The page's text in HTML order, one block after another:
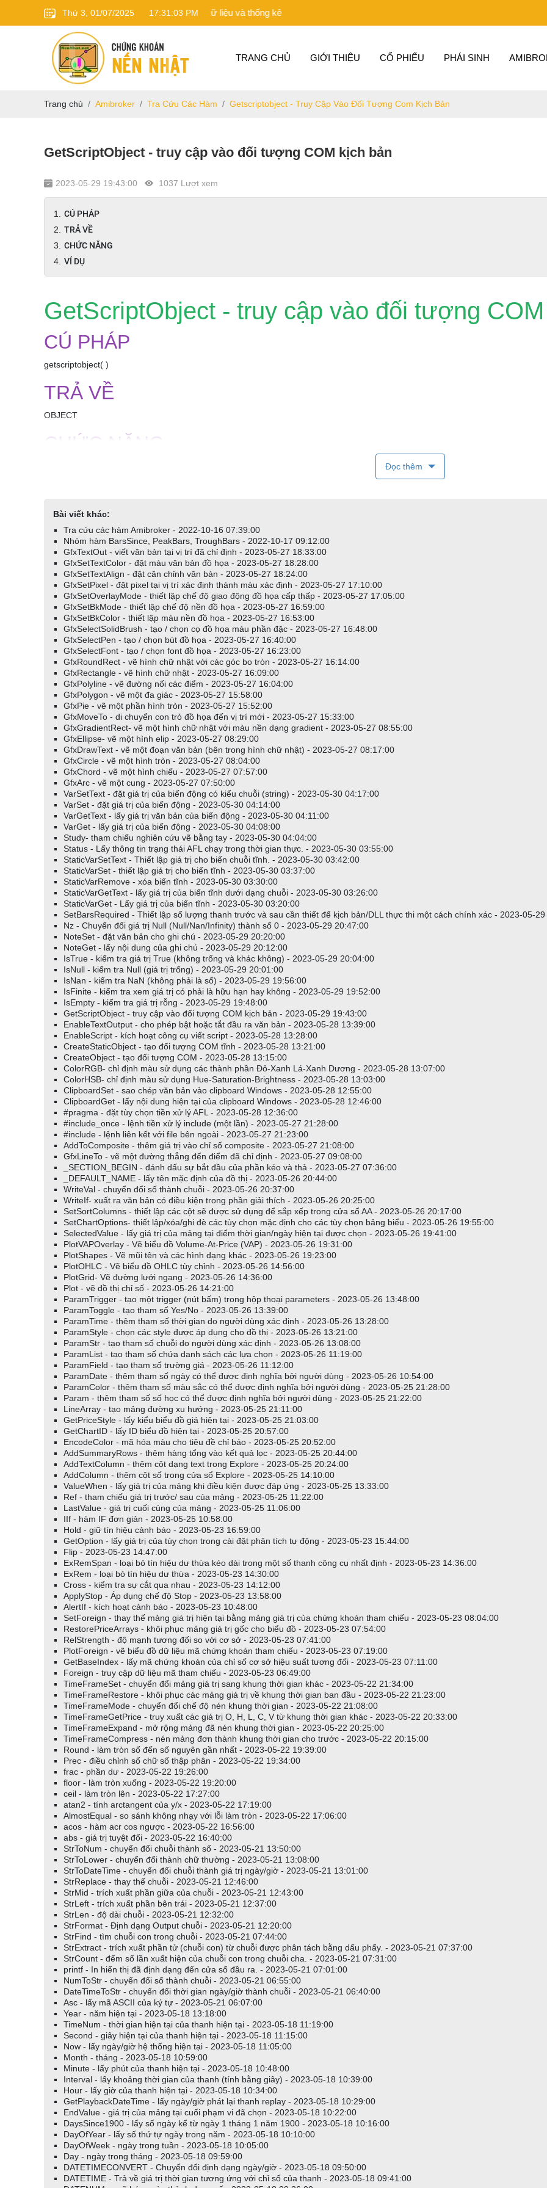
Thứ 3, 01/07/2025 17:31 :04 PM
khoán khoa học trên nền tảng phân tích dữ liệu và thống kê
TRANG CHỦ GIỚI THIỆU CỔ PHIẾU PHÁI SINH
Trang chủ Amibroker Tra Cứu Các Hàm Getscriptobject - Truy Cập Vào Đối Tượng Com Kịch Bản
GetScriptObject - truy cập vào đối tượng COM kịch bản
2023-05-29 19:43:00 1037 Lượt xem
CÚ PHÁP
TRẢ VỀ
CHỨC NĂNG
VÍ DỤ
GetScriptObject - truy cập vào đối tượng
CÚ PHÁP
getscriptobject( )
TRẢ VỀ
OBJECT
CHỨC NĂNG
Nhận về đối tượng kịch bản của AFL. Điều này cho phép gọi các hàm được định nghĩa trong JScript/VBScript trực tiếp từ AFL.
EnableScript("jscript")
function MyAdd(x, y)
return x+y;
script = GetScriptObject();
WriteVal( script.MyAdd( 7, 9 ) );// gọi hàm đã được định nghĩa trong JScript
Chia sẻ:
Đọc thêm
Bài viết khác:
Tra cứu các hàm Amibroker - 2022-10-16 07:39:00
Nhóm hàm BarsSince, PeakBars, TroughBars - 2022-10-17 09:12:00
GfxTextOut - viết văn bản tại vị trí đã chỉ định - 2023-05-27 18:33:00
GfxSetTextColor - đặt màu văn bản đồ họa - 2023-05-27 18:28:00
GfxSetTextAlign - đặt căn chỉnh văn bản - 2023-05-27 18:24:00
GfxSetPixel - đặt pixel tại vị trí xác định thành màu xác định - 2023-05-27 17:10:00
GfxSetOverlayMode - thiết lập chế độ giao động đồ họa cấp thấp - 2023-05-27 17:05:00
GfxSetBkMode - thiết lập chế độ nền đồ họa - 2023-05-27 16:59:00
GfxSetBkColor - thiết lập màu nền đồ họa - 2023-05-27 16:53:00
GfxSelectSolidBrush - tạo / chọn cọ đồ họa màu phần đặc - 2023-05-27 16:48:00
GfxSelectPen - tạo / chọn bút đồ họa - 2023-05-27 16:40:00
GfxSelectFont - tạo / chọn font đồ họa - 2023-05-27 16:23:00
GfxRoundRect - vẽ hình chữ nhật với các góc bo tròn - 2023-05-27 16:14:00
GfxRectangle - vẽ hình chữ nhật - 2023-05-27 16:09:00
GfxPolyline - vẽ đường nối các điểm - 2023-05-27 16:04:00
GfxPolygon - vẽ một đa giác - 2023-05-27 15:58:00
GfxPie - vẽ một phần hình tròn - 2023-05-27 15:52:00
GfxMoveTo - di chuyển con trỏ đồ họa đến vị trí mới - 2023-05-27 15:33:00
GfxGradientRect- vẽ một hình chữ nhật với màu nền dạng gradient - 2023-05-27 08:55:00
GfxEllipse- vẽ một hình elip - 2023-05-27 08:29:00
GfxDrawText - vẽ một đoạn văn bản (bên trong hình chữ nhật) - 2023-05-27 08:17:00
GfxCircle - vẽ một hình tròn - 2023-05-27 08:04:00
GfxChord - vẽ một hình chiếu - 2023-05-27 07:57:00
GfxArc - vẽ một cung - 2023-05-27 07:50:00
VarSetText - đặt giá trị của biến động có kiểu chuỗi (string) - 2023-05-30 04:17:00
VarSet - đặt giá trị của biến động - 2023-05-30 04:14:00
VarGetText - lấy giá trị văn bản của biến động - 2023-05-30 04:11:00
VarGet - lấy giá trị của biến động - 2023-05-30 04:08:00
Study- tham chiếu nghiên cứu vẽ bằng tay - 2023-05-30 04:04:00
Status - Lấy thông tin trạng thái AFL chạy trong thời gian thực. - 2023-05-30 03:55:00
StaticVarSetText - Thiết lập giá trị cho biến chuỗi tĩnh. - 2023-05-30 03:42:00
StaticVarSet - thiết lập giá trị cho biến tĩnh - 2023-05-30 03:37:00
StaticVarRemove - xóa biến tĩnh - 2023-05-30 03:30:00
StaticVarGetText - lấy giá trị của biến tĩnh dưới dạng chuỗi - 2023-05-30 03:26:00
StaticVarGet - Lấy giá trị của biến tĩnh - 2023-05-30 03:20:00
SetBarsRequired - Thiết lập số lượng thanh trước và sau cần thiết để kịch bản/DLL thực thi một cách chính xác - 2023-05-29
Nz - Chuyển đổi giá trị Null (Null/Nan/Infinity) thành số 0 - 2023-05-29 20:47:00
NoteSet - đặt văn bản cho ghi chú - 2023-05-29 20:20:00
NoteGet - lấy nội dung của ghi chú - 2023-05-29 20:12:00
IsTrue - kiểm tra giá trị True (không trống và khác không) - 2023-05-29 20:04:00
IsNull - kiểm tra Null (giá trị trống) - 2023-05-29 20:01:00
IsNan - kiểm tra NaN (không phải là số) - 2023-05-29 19:56:00
IsFinite - kiểm tra xem giá trị có phải là hữu hạn hay không - 2023-05-29 19:52:00
IsEmpty - kiểm tra giá trị rỗng - 2023-05-29 19:48:00
GetScriptObject - truy cập vào đối tượng COM kịch bản - 2023-05-29 19:43:00
EnableTextOutput - cho phép bật hoặc tắt đầu ra văn bản - 2023-05-28 13:39:00
EnableScript - kích hoạt công cụ viết script - 2023-05-28 13:28:00
CreateStaticObject - tạo đối tượng COM tĩnh - 2023-05-28 13:21:00
CreateObject - tạo đối tượng COM - 2023-05-28 13:15:00
ColorRGB- chỉ định màu sử dụng các thành phần Đỏ-Xanh Lá-Xanh Dương - 2023-05-28 13:07:00
ColorHSB- chỉ định màu sử dụng Hue-Saturation-Brightness - 2023-05-28 13:03:00
ClipboardSet - sao chép văn bản vào clipboard Windows - 2023-05-28 12:55:00
ClipboardGet - lấy nội dung hiện tại của clipboard Windows - 2023-05-28 12:46:00
#pragma - đặt tùy chọn tiền xử lý AFL - 2023-05-28 12:36:00
#include_once - lệnh tiền xử lý include (một lần) - 2023-05-27 21:28:00
#include - lệnh liên kết với file bên ngoài - 2023-05-27 21:23:00
AddToComposite - thêm giá trị vào chỉ số composite - 2023-05-27 21:08:00
GfxLineTo - vẽ một đường thẳng đến điểm đã chỉ định - 2023-05-27 09:08:00
_SECTION_BEGIN - đánh dấu sự bắt đầu của phần kéo và thả - 2023-05-27 07:36:00
_DEFAULT_NAME - lấy tên mặc định của đồ thị - 2023-05-26 20:44:00
WriteVal - chuyển đổi số thành chuỗi - 2023-05-26 20:37:00
WriteIf- xuất ra văn bản có điều kiện trong phần giải thích - 2023-05-26 20:25:00
SetSortColumns - thiết lập các cột sẽ được sử dụng để sắp xếp trong cửa sổ AA - 2023-05-26 20:17:00
SetChartOptions- thiết lập/xóa/ghi đè các tùy chọn mặc định cho các tùy chọn bảng biểu - 2023-05-26 19:55:00
SelectedValue - lấy giá trị của mảng tại điểm thời gian/ngày hiện tại được chọn - 2023-05-26 19:41:00
PlotVAPOverlay - Vẽ biểu đồ Volume-At-Price (VAP) - 2023-05-26 19:31:00
PlotShapes - Vẽ mũi tên và các hình dạng khác - 2023-05-26 19:23:00
PlotOHLC - Vẽ biểu đồ OHLC tùy chỉnh - 2023-05-26 14:56:00
PlotGrid- Vẽ đường lưới ngang - 2023-05-26 14:36:00
Plot - vẽ đồ thị chỉ số - 2023-05-26 14:21:00
ParamTrigger - tạo một trigger (nút bấm) trong hộp thoại parameters - 2023-05-26 13:48:00
ParamToggle - tạo tham số Yes/No - 2023-05-26 13:39:00
ParamTime - thêm tham số thời gian do người dùng xác định - 2023-05-26 13:28:00
ParamStyle - chọn các style được áp dụng cho đồ thị - 2023-05-26 13:21:00
ParamStr - tạo tham số chuỗi do người dùng xác định - 2023-05-26 13:08:00
ParamList - tạo tham số chứa danh sách các lựa chọn - 2023-05-26 11:19:00
ParamField - tạo tham số trường giá - 2023-05-26 11:12:00
ParamDate - thêm tham số ngày có thể được định nghĩa bởi người dùng - 2023-05-26 10:54:00
ParamColor - thêm tham số màu sắc có thể được định nghĩa bởi người dùng - 2023-05-25 21:28:00
Param - thêm tham số số học có thể được định nghĩa bởi người dùng - 2023-05-25 21:22:00
LineArray - tạo mảng đường xu hướng - 2023-05-25 21:11:00
GetPriceStyle - lấy kiểu biểu đồ giá hiện tại - 2023-05-25 21:03:00
GetChartID - lấy ID biểu đồ hiện tại - 2023-05-25 20:57:00
EncodeColor - mã hóa màu cho tiêu đề chỉ báo - 2023-05-25 20:52:00
AddSummaryRows - thêm hàng tổng vào kết quả lọc - 2023-05-25 20:44:00
AddTextColumn - thêm cột dạng text trong Explore - 2023-05-25 20:24:00
AddColumn - thêm cột số trong cửa sổ Explore - 2023-05-25 14:10:00
ValueWhen - lấy giá trị của mảng khi điều kiện được đáp ứng - 2023-05-25 13:33:00
Ref - tham chiếu giá trị trước/ sau của mảng - 2023-05-25 11:22:00
LastValue - giá trị cuối cùng của mảng - 2023-05-25 11:06:00
IIf - hàm IF đơn giản - 2023-05-25 10:58:00
Hold - giữ tín hiệu cảnh báo - 2023-05-23 16:59:00
GetOption - lấy giá trị của tùy chọn trong cài đặt phân tích tự động - 2023-05-23 15:44:00
Flip - 2023-05-23 14:47:00
ExRemSpan - loại bỏ tín hiệu dư thừa kéo dài trong một số thanh công cụ nhất định - 2023-05-23 14:36:00
ExRem - loại bỏ tín hiệu dư thừa - 2023-05-23 14:30:00
Cross - kiểm tra sự cắt qua nhau - 2023-05-23 14:12:00
ApplyStop - Áp dụng chế độ Stop - 2023-05-23 13:58:00
AlertIf - kích hoạt cảnh báo - 2023-05-23 10:48:00
SetForeign - thay thế mảng giá trị hiện tại bằng mảng giá trị của chứng khoán tham chiếu - 2023-05-23 08:04:00
RestorePriceArrays - khôi phục mảng giá trị gốc cho biểu đồ - 2023-05-23 07:54:00
RelStrength - độ mạnh tương đối so với cơ sở - 2023-05-23 07:41:00
PlotForeign - vẽ biểu đồ dữ liệu mã chứng khoán tham chiếu - 2023-05-23 07:19:00
GetBaseIndex - lấy mã chứng khoán của chỉ số cơ sở hiệu suất tương đối - 2023-05-23 07:11:00
Foreign - truy cập dữ liệu mã tham chiếu - 2023-05-23 06:49:00
TimeFrameSet - chuyển đổi mảng giá trị sang khung thời gian khác - 2023-05-22 21:34:00
TimeFrameRestore - khôi phục các mảng giá trị về khung thời gian ban đầu - 2023-05-22 21:23:00
TimeFrameMode - chuyển đổi chế độ nén khung thời gian - 2023-05-22 21:08:00
TimeFrameGetPrice - truy xuất các giá trị O, H, L, C, V từ khung thời gian khác - 2023-05-22 20:33:00
TimeFrameExpand - mở rộng mảng đã nén khung thời gian - 2023-05-22 20:25:00
TimeFrameCompress - nén mảng đơn thành khung thời gian cho trước - 2023-05-22 20:15:00
Round - làm tròn số đến số nguyên gần nhất - 2023-05-22 19:39:00
Prec - điều chỉnh số chữ số thập phân - 2023-05-22 19:34:00
frac - phần dư - 2023-05-22 19:26:00
floor - làm tròn xuống - 2023-05-22 19:20:00
ceil - làm tròn lên - 2023-05-22 17:27:00
atan2 - tính arctangent của y/x - 2023-05-22 17:19:00
AlmostEqual - so sánh không nhạy với lỗi làm tròn - 2023-05-22 17:06:00
acos - hàm acr cos ngược - 2023-05-22 16:56:00
abs - giá trị tuyệt đối - 2023-05-22 16:40:00
StrToNum - chuyển đổi chuỗi thành số - 2023-05-21 13:50:00
StrToLower - chuyển đổi thành chữ thường - 2023-05-21 13:08:00
StrToDateTime - chuyển đổi chuỗi thành giá trị ngày/giờ - 2023-05-21 13:01:00
StrReplace - thay thế chuỗi - 2023-05-21 12:46:00
StrMid - trích xuất phần giữa của chuỗi - 2023-05-21 12:43:00
StrLeft - trích xuất phần bên trái - 2023-05-21 12:37:00
StrLen - độ dài chuỗi - 2023-05-21 12:32:00
StrFormat - Định dạng Output chuỗi - 2023-05-21 12:20:00
StrFind - tìm chuỗi con trong chuỗi - 2023-05-21 07:44:00
StrExtract - trích xuất phần tử (chuỗi con) từ chuỗi được phân tách bằng dấu phẩy. - 2023-05-21 07:37:00
StrCount - đếm số lần xuất hiện của chuỗi con trong chuỗi cha. - 2023-05-21 07:31:00
printf - In hiển thị đã định dạng đến cửa sổ đầu ra. - 2023-05-21 07:01:00
NumToStr - chuyển đổi số thành chuỗi - 2023-05-21 06:55:00
DateTimeToStr - chuyển đổi thời gian ngày/giờ thành chuỗi - 2023-05-21 06:40:00
Asc - lấy mã ASCII của ký tự - 2023-05-21 06:07:00
Year - năm hiện tại - 2023-05-18 13:18:00
TimeNum - thời gian hiện tại của thanh hiện tại - 2023-05-18 11:19:00
Second - giây hiện tại của thanh hiện tại - 2023-05-18 11:15:00
Now - lấy ngày/giờ hệ thống hiện tại - 2023-05-18 11:05:00
Month - tháng - 2023-05-18 10:59:00
Minute - lấy phút của thanh hiện tại - 2023-05-18 10:48:00
Interval - lấy khoảng thời gian của thanh (tính bằng giây) - 2023-05-18 10:39:00
Hour - lấy giờ của thanh hiện tại - 2023-05-18 10:34:00
GetPlaybackDateTime - lấy ngày/giờ phát lại thanh replay - 2023-05-18 10:29:00
EndValue - giá trị của mảng tại cuối phạm vi đã chọn - 2023-05-18 10:22:00
DaysSince1900 - lấy số ngày kể từ ngày 1 tháng 1 năm 1900 - 2023-05-18 10:16:00
DayOfYear - lấy số thứ tự ngày trong năm - 2023-05-18 10:10:00
DayOfWeek - ngày trong tuần - 2023-05-18 10:05:00
Day - ngày trong tháng - 2023-05-18 09:59:00
DATETIMECONVERT - Chuyển đổi định dạng ngày/giờ - 2023-05-18 09:50:00
DATETIME - Trả về giá trị thời gian tương ứng với chỉ số của thanh - 2023-05-18 09:41:00